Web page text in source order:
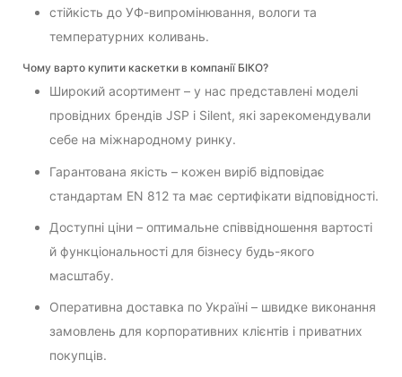
стійкість до УФ-випромінювання, вологи та
температурних коливань.
Чому варто купити каскетки в компанії БІКО?
Широкий асортимент – у нас представлені моделі
провідних брендів JSP і Silent, які зарекомендували
себе на міжнародному ринку.
Гарантована якість – кожен виріб відповідає
стандартам EN 812 та має сертифікати відповідності.
Доступні ціни – оптимальне співвідношення вартості
й функціональності для бізнесу будь-якого
масштабу.
Оперативна доставка по Україні – швидке виконання
замовлень для корпоративних клієнтів і приватних
покупців.